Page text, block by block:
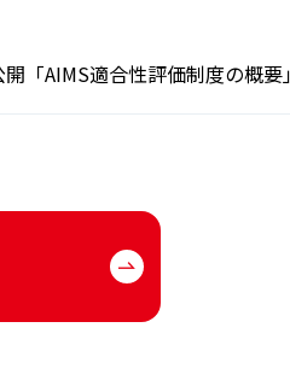
「AIMS適合性評価制度の概